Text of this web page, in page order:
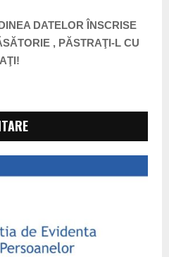
DATELOR ÎNSCRISE
, PĂSTRAŢI-L CU